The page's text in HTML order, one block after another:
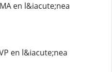
en l&iacute;nea
en l&iacute;nea